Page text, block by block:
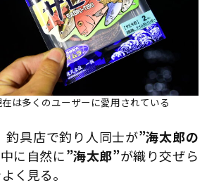
は多くのユーザーに愛用されている
釣具店で釣り人同士が”海太郎の
に自然に”海太郎”が織り交ぜら
く見る。